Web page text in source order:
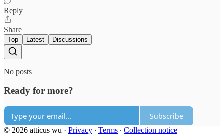
Reply
Share
Top Latest Discussions
No posts
Ready for more?
Subscribe
© 2026 atticus wu · Privacy ∙ Terms ∙ Collection notice